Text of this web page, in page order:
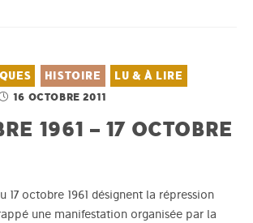
HISTOIRE LU & À LIRE
16 OCTOBRE 2011
1961 – 17 OCTOBRE
17 octobre 1961 désignent la répression
une manifestation organisée par la